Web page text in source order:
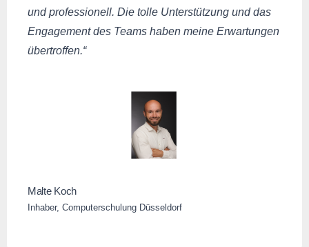
und professionell. Die tolle Unterstützung und das
Engagement des Teams haben meine Erwartungen
übertroffen.“
Malte Koch
Inhaber, Computerschulung Düsseldorf